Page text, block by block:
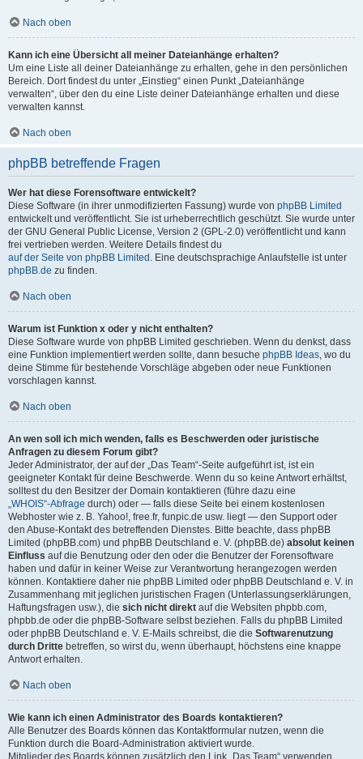
Nach oben
Kann ich eine Übersicht all meiner Dateianhänge erhalten?
Um eine Liste all deiner Dateianhänge zu erhalten, gehe in den persönlichen
Bereich. Dort findest du unter „Einstieg“ einen Punkt „Dateianhänge
verwalten“, über den du eine Liste deiner Dateianhänge erhalten und diese
verwalten kannst.
Nach oben
phpBB betreffende Fragen
Wer hat diese Forensoftware entwickelt?
Diese Software (in ihrer unmodifizierten Fassung) wurde von phpBB Limited
entwickelt und veröffentlicht. Sie ist urheberrechtlich geschützt. Sie wurde unter
der GNU General Public License, Version 2 (GPL-2.0) veröffentlicht und kann
frei vertrieben werden. Weitere Details findest du
auf der Seite von phpBB Limited . Eine deutschsprachige Anlaufstelle ist unter
phpBB.de zu finden.
Nach oben
Warum ist Funktion x oder y nicht enthalten?
Diese Software wurde von phpBB Limited geschrieben. Wenn du denkst, dass
eine Funktion implementiert werden sollte, dann besuche phpBB Ideas, wo du
deine Stimme für bestehende Vorschläge abgeben oder neue Funktionen
vorschlagen kannst.
Nach oben
An wen soll ich mich wenden, falls es Beschwerden oder juristische
Anfragen zu diesem Forum gibt?
Jeder Administrator, der auf der „Das Team“-Seite aufgeführt ist, ist ein
geeigneter Kontakt für deine Beschwerde. Wenn du so keine Antwort erhältst,
solltest du den Besitzer der Domain kontaktieren (führe dazu eine
„WHOIS“-Abfrage durch) oder — falls diese Seite bei einem kostenlosen
Webhoster wie z. B. Yahoo!, free.fr, funpic.de usw. liegt — den Support oder
den Abuse-Kontakt des betreffenden Dienstes. Bitte beachte, dass phpBB
Limited (phpBB.com) und phpBB Deutschland e. V. (phpBB.de) absolut keinen
Einfluss auf die Benutzung oder den oder die Benutzer der Forensoftware
haben und dafür in keiner Weise zur Verantwortung herangezogen werden
können. Kontaktiere daher nie phpBB Limited oder phpBB Deutschland e. V. in
Zusammenhang mit jeglichen juristischen Fragen (Unterlassungserklärungen,
Haftungsfragen usw.), die sich nicht direkt auf die Websiten phpbb.com,
phpbb.de oder die phpBB-Software selbst beziehen. Falls du phpBB Limited
oder phpBB Deutschland e. V. E-Mails schreibst, die die Softwarenutzung
durch Dritte betreffen, so wirst du, wenn überhaupt, höchstens eine knappe
Antwort erhalten.
Nach oben
Wie kann ich einen Administrator des Boards kontaktieren?
Alle Benutzer des Boards können das Kontaktformular nutzen, wenn die
Funktion durch die Board-Administration aktiviert wurde.
Mitglieder des Boards können zusätzlich den Link „Das Team“ verwenden.